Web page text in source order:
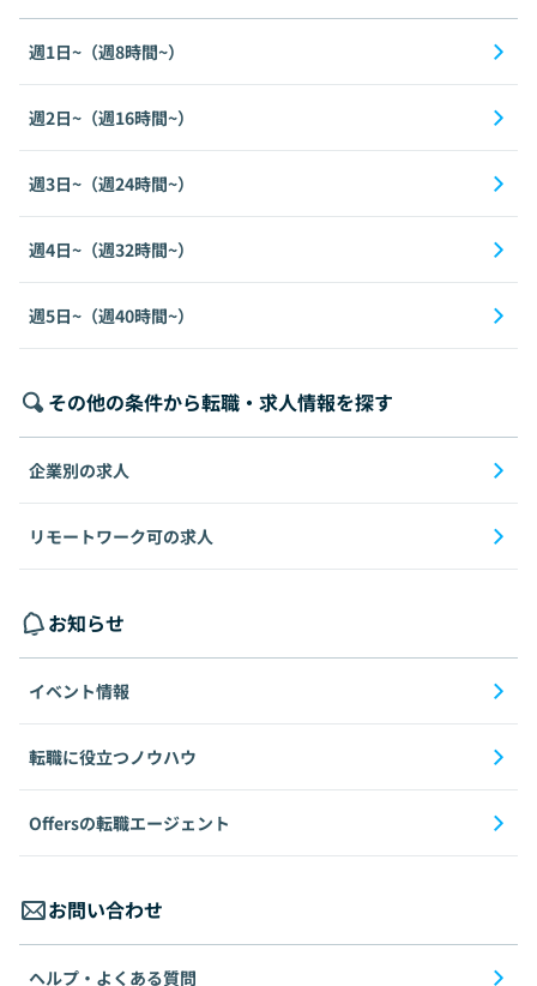
週1日~（週8時間~）
週2日~（週16時間~）
週3日~（週24時間~）
週4日~（週32時間~）
週5日~（週40時間~）
その他の条件から転職・求人情報を探す
企業別の求人
リモートワーク可の求人
お知らせ
イベント情報
転職に役立つノウハウ
Offersの転職エージェント
お問い合わせ
ヘルプ・よくある質問